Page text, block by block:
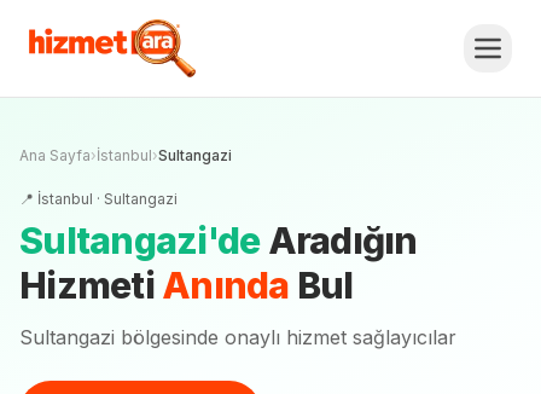
Ana Sayfa›İstanbul›Sultangazi
📍 İstanbul · Sultangazi
Sultangazi'de Aradığın
Hizmeti Anında Bul
Sultangazi bölgesinde onaylı hizmet sağlayıcılar